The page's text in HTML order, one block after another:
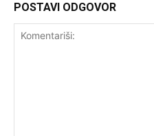
POSTAVI ODGOVOR